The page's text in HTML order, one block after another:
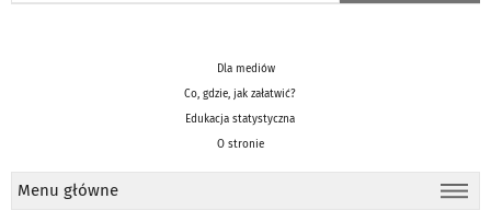
Dla mediów
Co, gdzie, jak załatwić?
Edukacja statystyczna
O stronie
Menu główne